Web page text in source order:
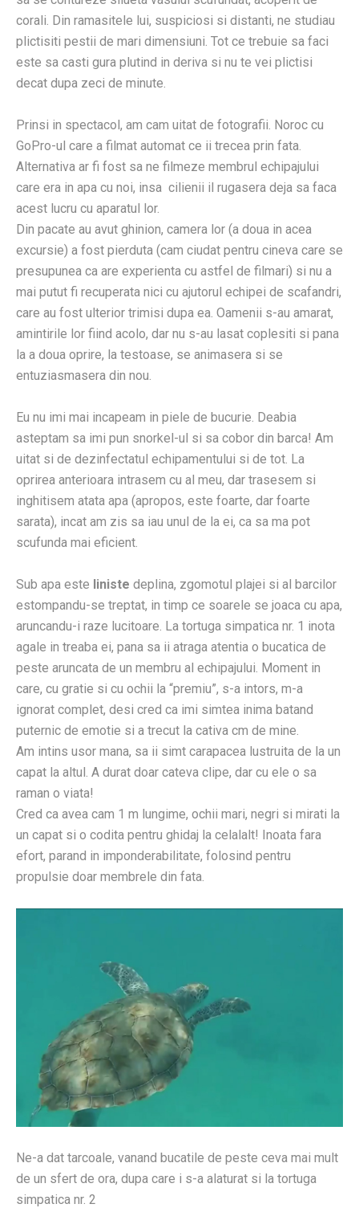
corali. Din ramasitele lui, suspiciosi si distanti, ne studiau
plictisiti pestii de mari dimensiuni. Tot ce trebuie sa faci
este sa casti gura plutind in deriva si nu te vei plictisi
decat dupa zeci de minute.
Prinsi in spectacol, am cam uitat de fotografii. Noroc cu
GoPro-ul care a filmat automat ce ii trecea prin fata.
Alternativa ar fi fost sa ne filmeze membrul echipajului
care era in apa cu noi, insa cilienii il rugasera deja sa faca
acest lucru cu aparatul lor.
Din pacate au avut ghinion, camera lor (a doua in acea
excursie) a fost pierduta (cam ciudat pentru cineva care se
presupunea ca are experienta cu astfel de filmari) si nu a
mai putut fi recuperata nici cu ajutorul echipei de scafandri,
care au fost ulterior trimisi dupa ea. Oamenii s-au amarat,
amintirile lor fiind acolo, dar nu s-au lasat coplesiti si pana
la a doua oprire, la testoase, se animasera si se
entuziasmasera din nou.
Eu nu imi mai incapeam in piele de bucurie. Deabia
asteptam sa imi pun snorkel-ul si sa cobor din barca! Am
uitat si de dezinfectatul echipamentului si de tot. La
oprirea anterioara intrasem cu al meu, dar trasesem si
inghitisem atata apa (apropos, este foarte, dar foarte
sarata), incat am zis sa iau unul de la ei, ca sa ma pot
scufunda mai eficient.
Sub apa este liniste deplina, zgomotul plajei si al barcilor
estompandu-se treptat, in timp ce soarele se joaca cu apa,
aruncandu-i raze lucitoare. La tortuga simpatica nr. 1 inota
agale in treaba ei, pana sa ii atraga atentia o bucatica de
peste aruncata de un membru al echipajului. Moment in
care, cu gratie si cu ochii la “premiu”, s-a intors, m-a
ignorat complet, desi cred ca imi simtea inima batand
puternic de emotie si a trecut la cativa cm de mine.
Am intins usor mana, sa ii simt carapacea lustruita de la un
capat la altul. A durat doar cateva clipe, dar cu ele o sa
raman o viata!
Cred ca avea cam 1 m lungime, ochii mari, negri si mirati la
un capat si o codita pentru ghidaj la celalalt! Inoata fara
efort, parand in imponderabilitate, folosind pentru
propulsie doar membrele din fata.
Ne-a dat tarcoale, vanand bucatile de peste ceva mai mult
de un sfert de ora, dupa care i s-a alaturat si la tortuga
simpatica nr. 2